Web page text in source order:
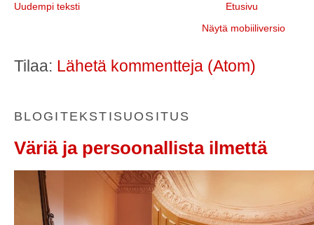
Uudempi teksti
Etusivu
Näytä mobiiliversio
Tilaa: Lähetä kommentteja (Atom)
BLOGITEKSTISUOSITUS
Väriä ja persoonallista ilmettä